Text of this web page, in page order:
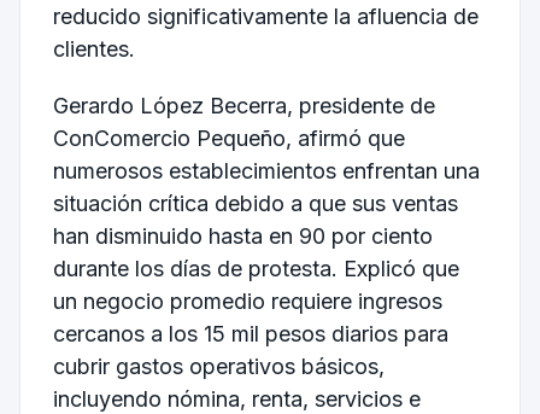
reducido significativamente la afluencia de
clientes.
Gerardo López Becerra, presidente de
ConComercio Pequeño, afirmó que
numerosos establecimientos enfrentan una
situación crítica debido a que sus ventas
han disminuido hasta en 90 por ciento
durante los días de protesta. Explicó que
un negocio promedio requiere ingresos
cercanos a los 15 mil pesos diarios para
cubrir gastos operativos básicos,
incluyendo nómina, renta, servicios e